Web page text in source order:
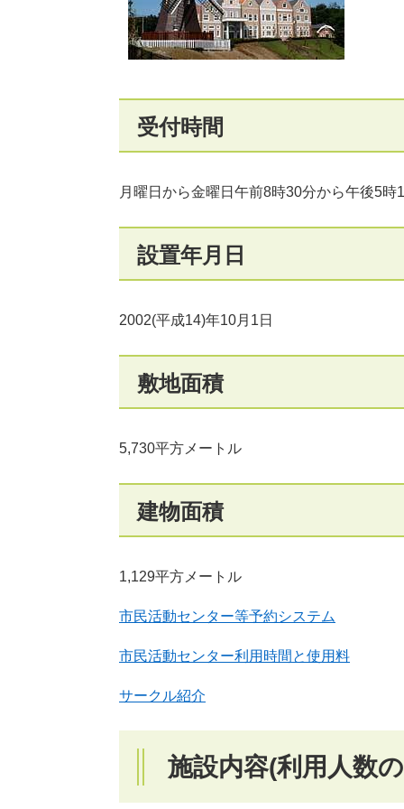
受付時間
月曜日から金曜日午前8時30分から午後5時
設置年月日
2002(平成14)年10月1日
敷地面積
5,730平方メートル
建物面積
1,129平方メートル
市民活動センター等予約システム
市民活動センター利用時間と使用料
サークル紹介
施設内容(利用人数